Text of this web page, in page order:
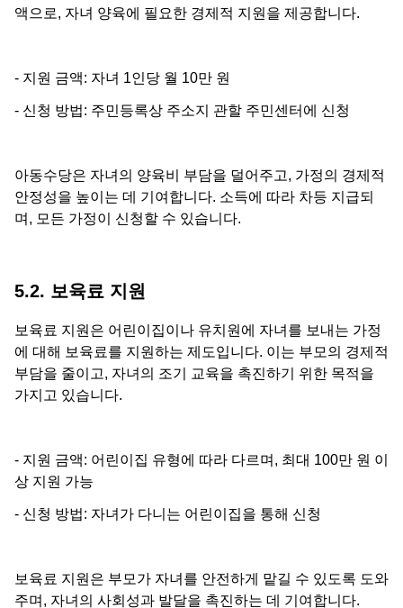
액으로, 자녀 양육에 필요한 경제적 지원을 제공합니다.
- 지원 금액: 자녀 1인당 월 10만 원
- 신청 방법: 주민등록상 주소지 관할 주민센터에 신청
아동수당은 자녀의 양육비 부담을 덜어주고, 가정의 경제적
안정성을 높이는 데 기여합니다. 소득에 따라 차등 지급되
며, 모든 가정이 신청할 수 있습니다.
5.2. 보육료 지원
보육료 지원은 어린이집이나 유치원에 자녀를 보내는 가정
에 대해 보육료를 지원하는 제도입니다. 이는 부모의 경제적
부담을 줄이고, 자녀의 조기 교육을 촉진하기 위한 목적을
가지고 있습니다.
- 지원 금액: 어린이집 유형에 따라 다르며, 최대 100만 원 이
상 지원 가능
- 신청 방법: 자녀가 다니는 어린이집을 통해 신청
보육료 지원은 부모가 자녀를 안전하게 맡길 수 있도록 도와
주며, 자녀의 사회성과 발달을 촉진하는 데 기여합니다.